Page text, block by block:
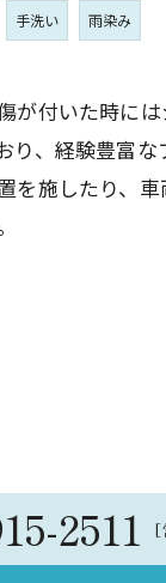
手洗い 雨染み
が付いた時に
り、経験豊富
を施したり、
2511 [